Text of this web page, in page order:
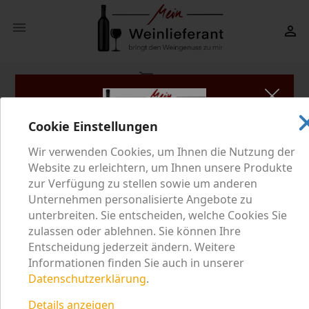
 
shopping_cart(0)
search
Startseite Typus Rosé und Rotling
ROSÉ UND ROTLING
ROSÉ UND ROTLING
Cookie Einstellungen
Wir verwenden Cookies, um Ihnen die Nutzung der
Website zu erleichtern, um Ihnen unsere Produkte
zur Verfügung zu stellen sowie um anderen
Unternehmen personalisierte Angebote zu
unterbreiten. Sie entscheiden, welche Cookies Sie
zulassen oder ablehnen. Sie können Ihre
Entscheidung jederzeit ändern. Weitere
Informationen finden Sie auch in unserer
Datenschutzerklärung.
Details anzeigen
Mein Weinlieferant setzt sich im Rahmen der gesetzlichen
Bestimmungen für den verantwortungsvollen Umgang mit
Alkohol ein. Unsere Website beinhaltet Informationen zu
Wein und Sekt, in unserem Onlineshop können Sie
alkoholische Getränke kaufen. Bestätigen Sie deshalb
bitte, dass Sie volljährig sind: